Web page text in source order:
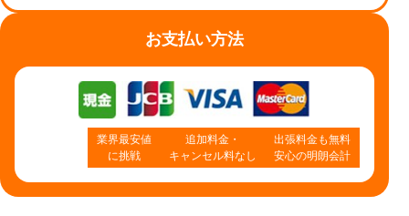
お支払い方法
業界最安値
に挑戦
追加料金・
キャンセル料なし
出張料金も無料
安心の明朗会計